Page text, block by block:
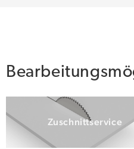
Zuschnittservice